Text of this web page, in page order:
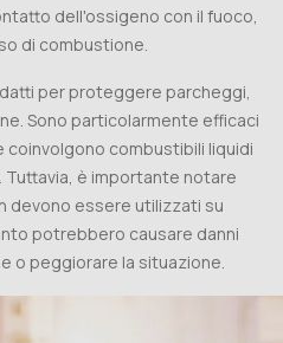
dell'ossigeno con il fuoco,
di combustione.
per proteggere parcheggi,
Sono particolarmente efficaci
coinvolgono combustibili liquidi
è importante notare
devono essere utilizzati su
potrebbero causare danni
o peggiorare la situazione.